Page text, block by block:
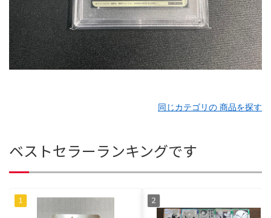
同じカテゴリの 商品を探す
ベストセラーランキングです